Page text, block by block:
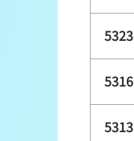
5323
5316
5313